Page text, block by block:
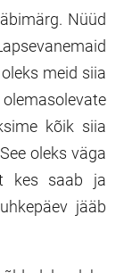
Nüüd
meid siia
kõik siia
oleks väga
kes saab ja
jääb